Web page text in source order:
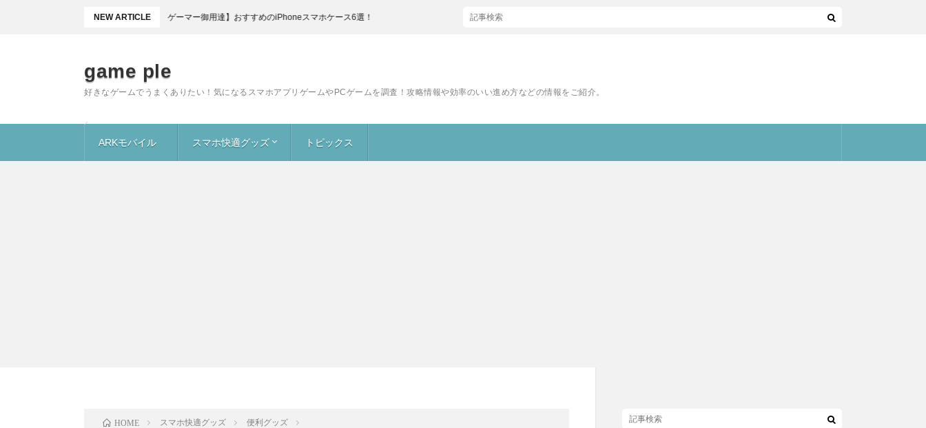
game ple
好きなゲームでうまくありたい！気になるスマホアプリゲームやPCゲームを調査！攻略情報や効率のいい進め方などの情報をご紹介。
ARKモバイル スマホ快適グッズ トピックス
NEW ARTICLE
【ゲーマー御用達】おすすめのiPhoneスマホケース6選！
HOME スマホ快適グッズ
便利グッズ